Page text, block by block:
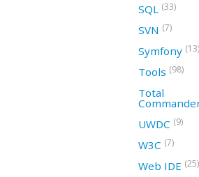
SQL (33)
SVN (7)
Symfony (13)
Tools (98)
Total
UWDC (9)
W3C (7)
Web IDE (25)